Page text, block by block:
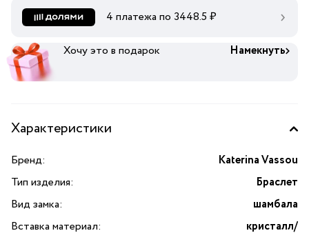
4 платежа по 3448.5 ₽
Хочу это в подарок Намекнуть
Характеристики
Бренд:
Katerina Vassou
Тип изделия:
Браслет
Вид замка:
шамбала
Вставка материал:
кристалл/